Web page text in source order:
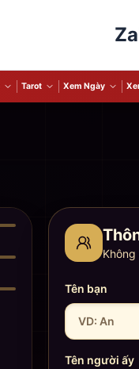
Tarot Xem Ngày
Tên bạn
Tên người ấy